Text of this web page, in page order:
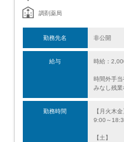
調剤薬局
勤務先名 非公開
給与 時給：
時間外手当
みなし残業
勤務時間
【月火木金
9:00～
【土】